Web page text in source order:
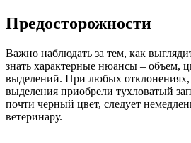
Предосторожности
Важно наблюдать за тем, как
знать характерные нюансы – объем,
выделений. При любых отклонениях,
выделения приобрели тухловатый
почти черный цвет, следует
ветеринару.